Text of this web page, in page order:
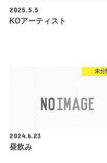
2025.5.5
KOアーティスト
未分
2024.6.23
昼飲み